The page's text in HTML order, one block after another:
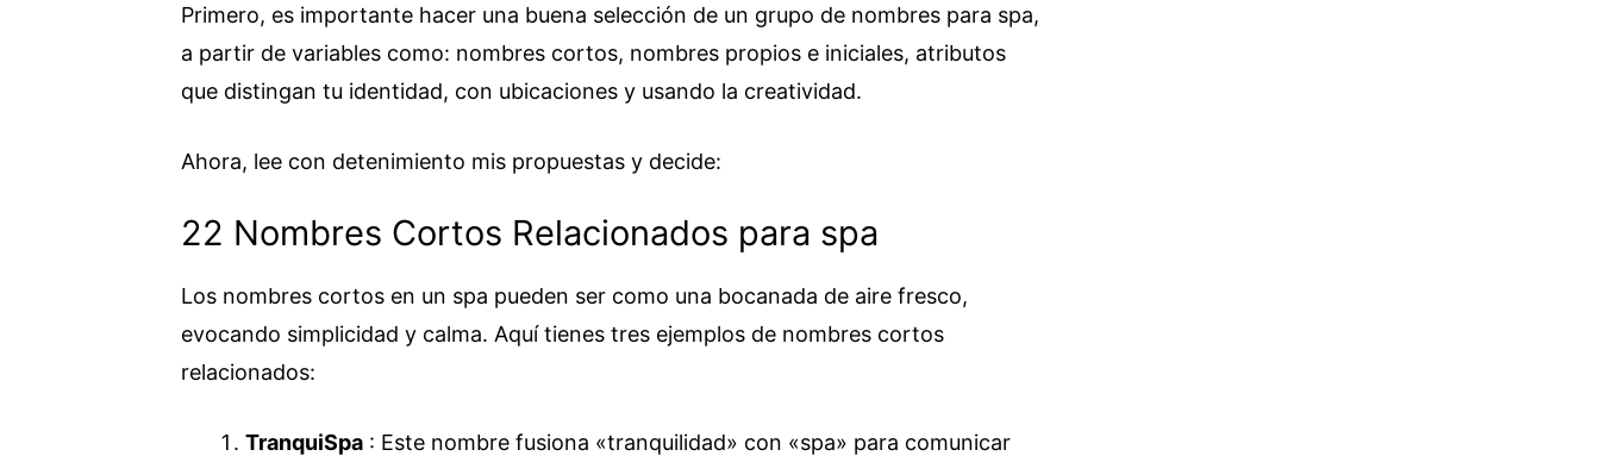
Primero, es importante hacer una buena selección de un grupo de nombres para spa,
a partir de variables como: nombres cortos, nombres propios e iniciales, atributos
que distingan tu identidad, con ubicaciones y usando la creatividad.
Ahora, lee con detenimiento mis propuestas y decide:
22 Nombres Cortos Relacionados para spa
Los nombres cortos en un spa pueden ser como una bocanada de aire fresco,
evocando simplicidad y calma. Aquí tienes tres ejemplos de nombres cortos
relacionados:
TranquiSpa : Este nombre fusiona «tranquilidad» con «spa» para comunicar